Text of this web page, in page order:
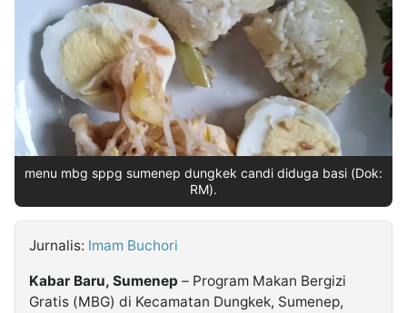
Insight
NTB
Suara
Time
Lens
IDN
Daily
Jogja
Jalan
Rakyat
Idealita
News
Notice
Dinamikapost.com
Radar
Baru
Seedbacklink
Follow
Kabarbaru
menu mbg sppg sumenep dungkek candi diduga basi (Dok:
RM).
Jurnalis: Imam Buchori
Kabar Baru, Sumenep – Program Makan Bergizi
Gratis (MBG) di Kecamatan Dungkek, Sumenep,